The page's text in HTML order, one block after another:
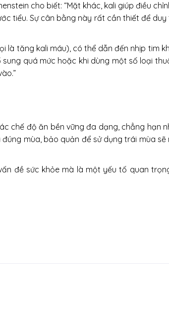
cho biết: “Mặt khác, kali giúp điều
tiểu. Sự cân bằng này rất cần thiết để
là tăng kali máu), có thể dẫn đến nhịp tim
quá mức hoặc khi dùng một số loại
chế độ ăn bền vững đa dạng, chẳng hạn
mùa, bảo quản để sử dụng trái mùa
đề sức khỏe mà là một yếu tố quan